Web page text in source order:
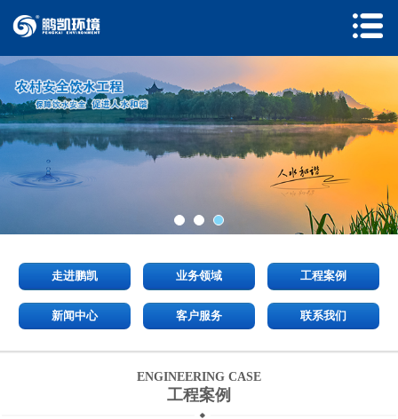
走进鹏凯 业务领域 工程案例
新闻中心 客户服务 联系我们
ENGINEERING CASE
工程案例